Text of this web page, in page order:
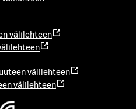
välilehteen
välilehteen
välilehteen